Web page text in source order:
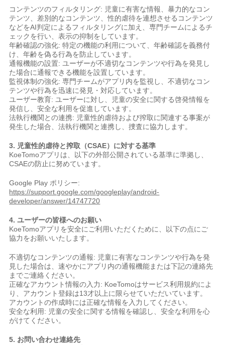
コンテンツのフィルタリング: 児童に有害な情報、暴力的なコン
テンツ、差別的なコンテンツ、性的虐待を連想させるコンテンツ
などをAI判定によるフィルタリングに加え、専門チームによるチ
ェックを行い、表示の抑制をしています。
年齢確認の強化: 特定の機能の利用について、年齢確認を義務付
け、年齢を偽る行為を防止しています。
通報機能の設置: ユーザーが不適切なコンテンツや行為を発見し
た場合に通報できる機能を設置しています。
監視体制の強化: 専門チームがアプリ内を監視し、不適切なコン
テンツや行為を迅速に発見・対応しています。
ユーザー教育: ユーザーに対し、児童の安全に関する啓発情報を
発信し、安全な利用を促進しています。
法執行機関との連携: 児童性的虐待および搾取に関連する事案が
発生した場合、法執行機関と連携し、捜査に協力します。
3. 児童性的虐待と搾取（CSAE）に対する基準
KoeTomoアプリは、以下の外部公開されている基準に準拠し、
CSAEの防止に努めています。
Google Play ポリシー:
https://support.google.com/googleplay/android-
developer/answer/14747720
4. ユーザーの皆様へのお願い
KoeTomoアプリを安全にご利用いただくために、以下の点にご
協力をお願いいたします。
不適切なコンテンツの通報: 児童に有害なコンテンツや行為を発
見した場合は、速やかにアプリ内の通報機能または下記の連絡先
までご連絡ください。
正確なアカウント情報の入力: KoeTomoはサービス利用規約によ
り、アカウント登録は13才以上に限らせていただいています。
アカウントの作成時には正確な情報を入力してください。
安全な利用: 児童の安全に関する情報を確認し、安全な利用を心
がけてください。
5. お問い合わせ連絡先